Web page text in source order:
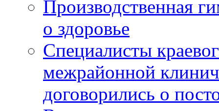
Производственная
о здоровье
Специалисты
межрайонной
договорились о